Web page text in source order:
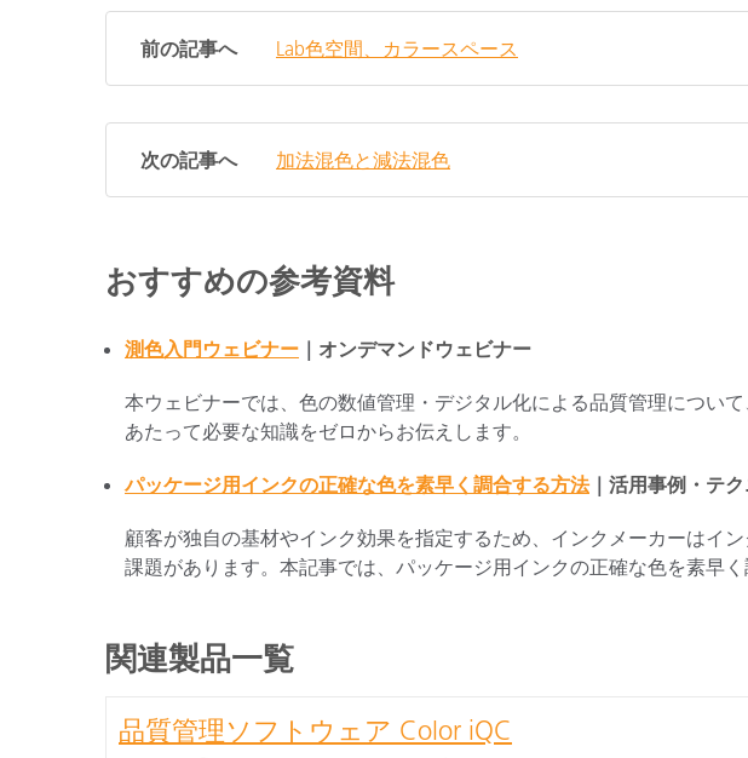
前の記事へ Lab色空間、カラースペース
次の記事へ 加法混色と減法混色
おすすめの参考資料
測色入門ウェビナー ｜ オンデマンドウェビナー
本ウェビナーでは、色の数値管理・デジタル化による品質管理につい
あたって必要な知識をゼロからお伝えします。
パッケージ用インクの正確な色を素早く調合する方法｜ 活用事例・テ
顧客が独自の基材やインク効果を指定するため、インクメーカーはイ
課題があります。本記事では、パッケージ用インクの正確な色を素早く
関連製品一覧
品質管理ソフトウェア Color iQC